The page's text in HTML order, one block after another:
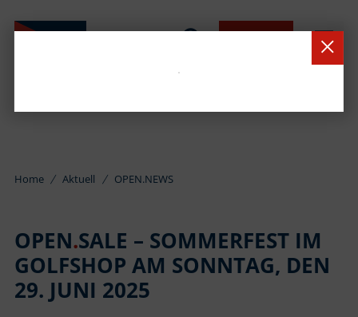
Home Aktuell OPEN.NEWS
OPEN.SALE – SOMMERFEST IM
GOLFSHOP AM SONNTAG, DEN
29. JUNI 2025